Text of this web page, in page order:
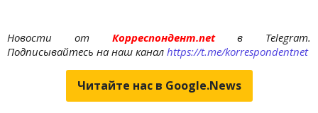
Новости отКорреспондент.netв Telegram.
Подписывайтесь на наш канал https://t.me/korrespondentnet
Читайте нас в Google.News